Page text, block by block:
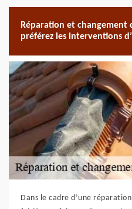
Réparation et
préférez les interventions
Dans le cadre d’une